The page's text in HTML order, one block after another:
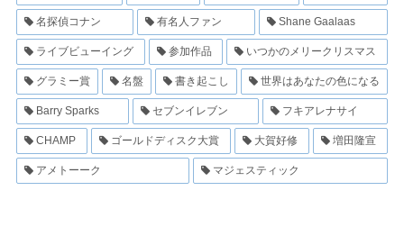
名探偵コナン 有名人ファン Shane Gaalaas
ライブビューイング 参加作品 いつかのメリークリスマス
グラミー賞 名盤 書き起こし 世界はあなたの色になる
Barry Sparks セブンイレブン フキアレナサイ
CHAMP ゴールドディスク大賞 大賀好修 増田隆宣
アメトーーク マジェスティック